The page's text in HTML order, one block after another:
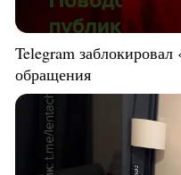
Telegram
обращения